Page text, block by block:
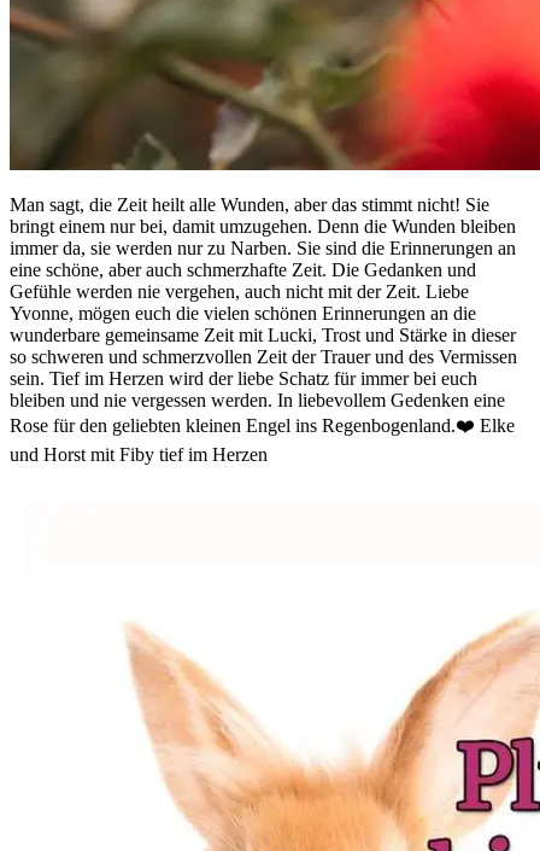
Man sagt, die Zeit heilt alle Wunden, aber das stimmt nicht! Sie
bringt einem nur bei, damit umzugehen. Denn die Wunden bleiben
immer da, sie werden nur zu Narben. Sie sind die Erinnerungen an
eine schöne, aber auch schmerzhafte Zeit. Die Gedanken und
Gefühle werden nie vergehen, auch nicht mit der Zeit. Liebe
Yvonne, mögen euch die vielen schönen Erinnerungen an die
wunderbare gemeinsame Zeit mit Lucki, Trost und Stärke in dieser
so schweren und schmerzvollen Zeit der Trauer und des Vermissen
sein. Tief im Herzen wird der liebe Schatz für immer bei euch
bleiben und nie vergessen werden. In liebevollem Gedenken eine
Rose für den geliebten kleinen Engel ins Regenbogenland.❤️ Elke
und Horst mit Fiby tief im Herzen